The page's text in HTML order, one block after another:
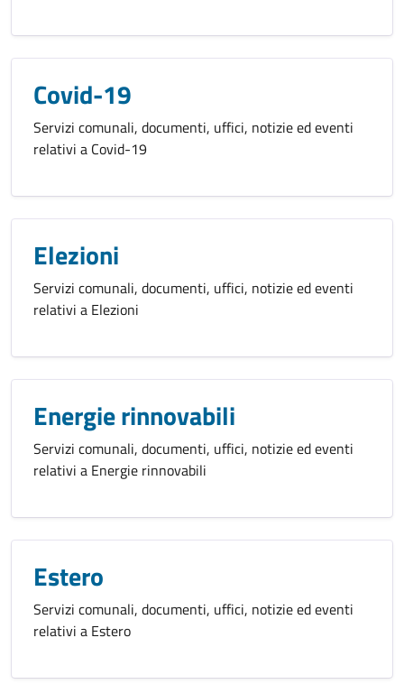
Covid-19
Servizi comunali, documenti, uffici, notizie ed eventi
relativi a Covid-19
Elezioni
Servizi comunali, documenti, uffici, notizie ed eventi
relativi a Elezioni
Energie rinnovabili
Servizi comunali, documenti, uffici, notizie ed eventi
relativi a Energie rinnovabili
Estero
Servizi comunali, documenti, uffici, notizie ed eventi
relativi a Estero